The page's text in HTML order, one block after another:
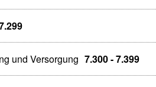
und Versorgung 7.300 - 7.399